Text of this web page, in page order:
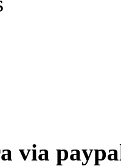
via